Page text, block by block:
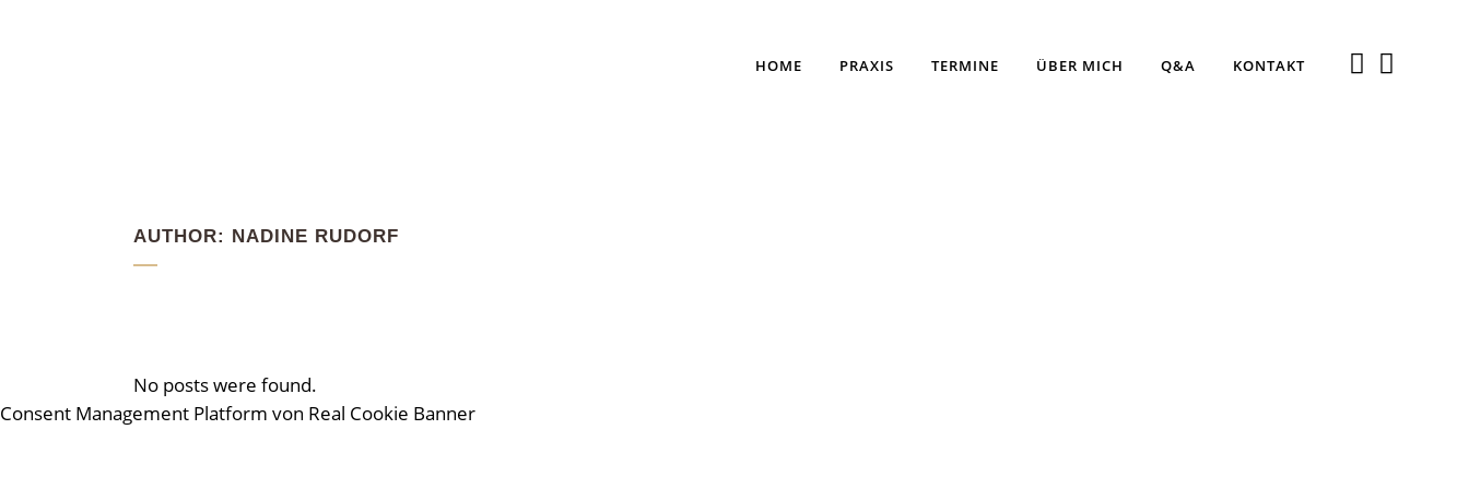
HOME PRAXIS TERMINE ÜBER MICH Q&A KONTAKT
AUTHOR: NADINE RUDORF
No posts were found.
Consent Management Platform von Real Cookie Banner